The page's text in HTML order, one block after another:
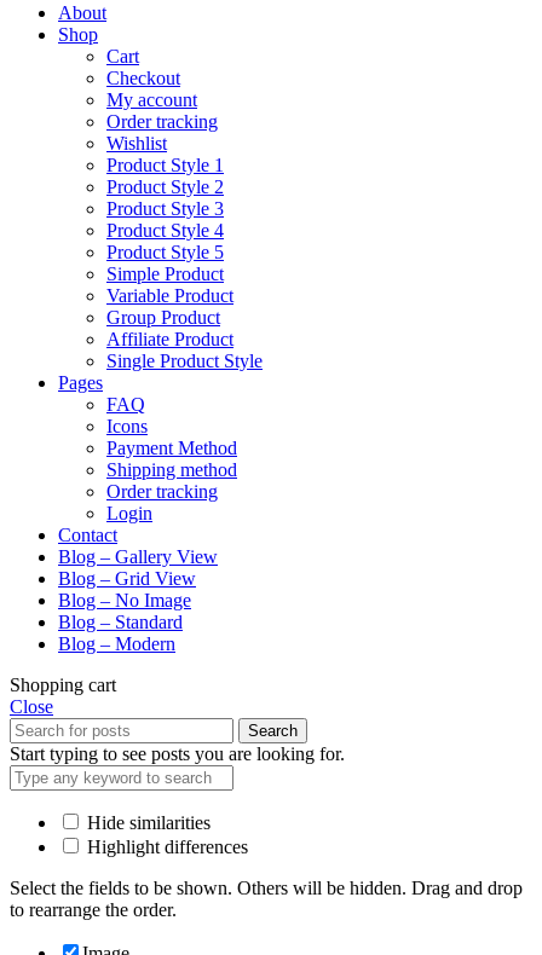
About
Shop
Cart
Checkout
My account
Order tracking
Wishlist
Product Style 1
Product Style 2
Product Style 3
Product Style 4
Product Style 5
Simple Product
Variable Product
Group Product
Affiliate Product
Single Product Style
Pages
FAQ
Icons
Payment Method
Shipping method
Order tracking
Login
Contact
Blog – Gallery View
Blog – Grid View
Blog – No Image
Blog – Standard
Blog – Modern
Shopping cart
Close
Search
Start typing to see posts you are looking for.
Hide similarities
Highlight differences
Select the fields to be shown. Others will be hidden. Drag and drop
to rearrange the order.